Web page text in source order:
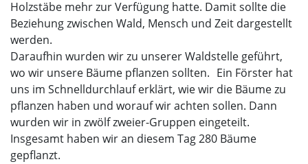
Holzstäbe mehr zur Verfügung hatte. Damit sollte die
Beziehung zwischen Wald, Mensch und Zeit dargestellt
werden.
Daraufhin wurden wir zu unserer Waldstelle geführt,
wo wir unsere Bäume pflanzen sollten. Ein Förster hat
uns im Schnelldurchlauf erklärt, wie wir die Bäume zu
pflanzen haben und worauf wir achten sollen. Dann
wurden wir in zwölf zweier-Gruppen eingeteilt.
Insgesamt haben wir an diesem Tag 280 Bäume
gepflanzt.